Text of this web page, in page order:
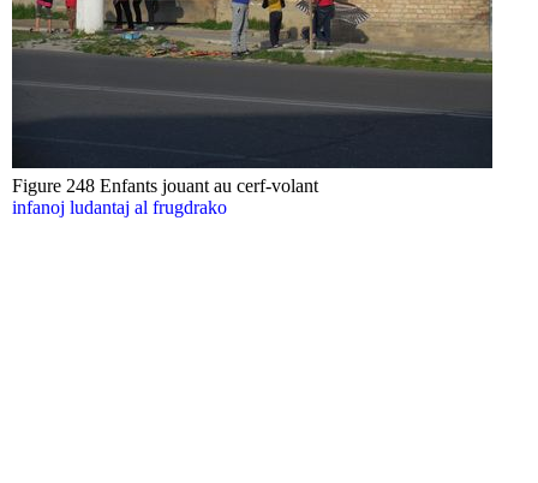
Figure 248 Enfants jouant au cerf-volant
infanoj ludantaj al frugdrako